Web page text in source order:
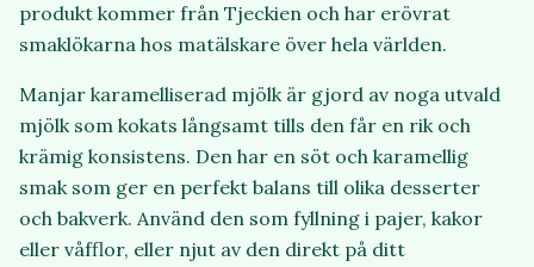
produkt kommer från Tjeckien och har erövrat
smaklökarna hos matälskare över hela världen.
Manjar karamelliserad mjölk är gjord av noga utvald
mjölk som kokats långsamt tills den får en rik och
krämig konsistens. Den har en söt och karamellig
smak som ger en perfekt balans till olika desserter
och bakverk. Använd den som fyllning i pajer, kakor
eller våfflor, eller njut av den direkt på ditt